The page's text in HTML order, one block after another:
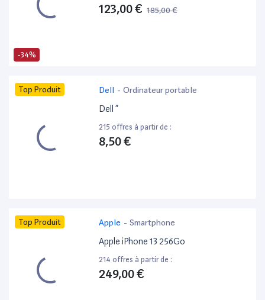
-34%
123,00 € 185,00 €
Top Produit Dell - Ordinateur portable
Dell ”
215 offres à partir de :
8,50 €
Top Produit Apple - Smartphone
Apple iPhone 13 256Go
214 offres à partir de :
249,00 €